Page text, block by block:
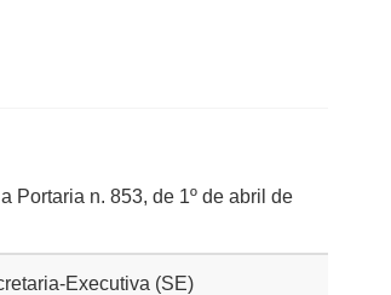
Portaria n. 853, de 1º de abril de
Executiva (SE)